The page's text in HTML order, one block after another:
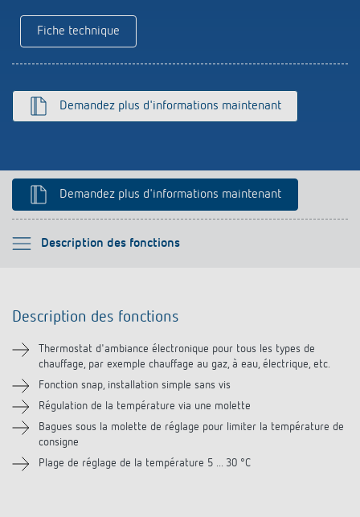
Historique
Fiche technique
Demandez plus d'informations maintenant
Demandez plus d'informations maintenant
Description des fonctions
Veuillez sélectionner
Informations techniques
Téléchargements
Accessoires
Produits similaires
Description des fonctions
Thermostat d'ambiance électronique pour tous les types de
chauffage, par exemple chauffage au gaz, à eau, électrique, etc.
Fonction snap, installation simple sans vis
Régulation de la température via une molette
Bagues sous la molette de réglage pour limiter la température de
consigne
Plage de réglage de la température 5 ... 30 °C